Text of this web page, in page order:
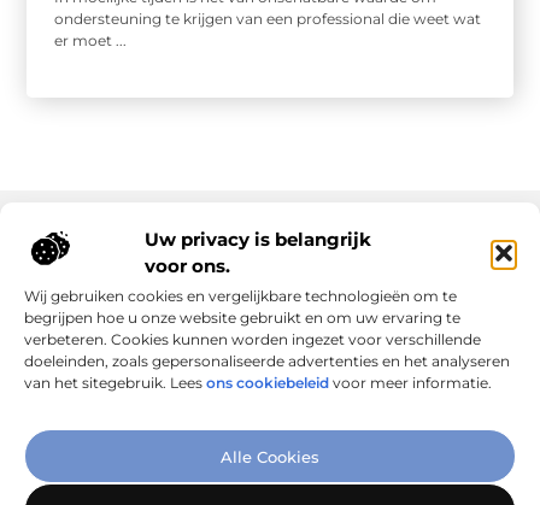
Uw privacy is belangrijk
voor ons.
Wij gebruiken cookies en vergelijkbare technologieën om te
begrijpen hoe u onze website gebruikt en om uw ervaring te
verbeteren. Cookies kunnen worden ingezet voor verschillende
doeleinden, zoals gepersonaliseerde advertenties en het analyseren
van het sitegebruik. Lees ons cookiebeleid voor meer informatie.
Alle Cookies
ondersteuning te krijgen van een professional die weet wat
er moet ...
Verbind Artikelen, Deel Inzichten
Onze informatie